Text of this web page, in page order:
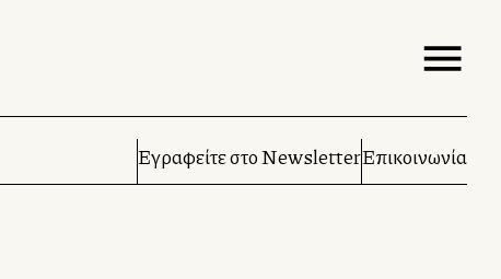
Εγραφείτε στο NewsletterΕπικοινωνία